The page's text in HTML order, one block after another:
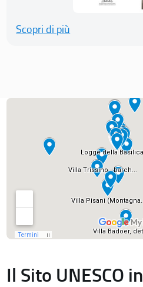
Scopri di più
Il Sito UNESCO